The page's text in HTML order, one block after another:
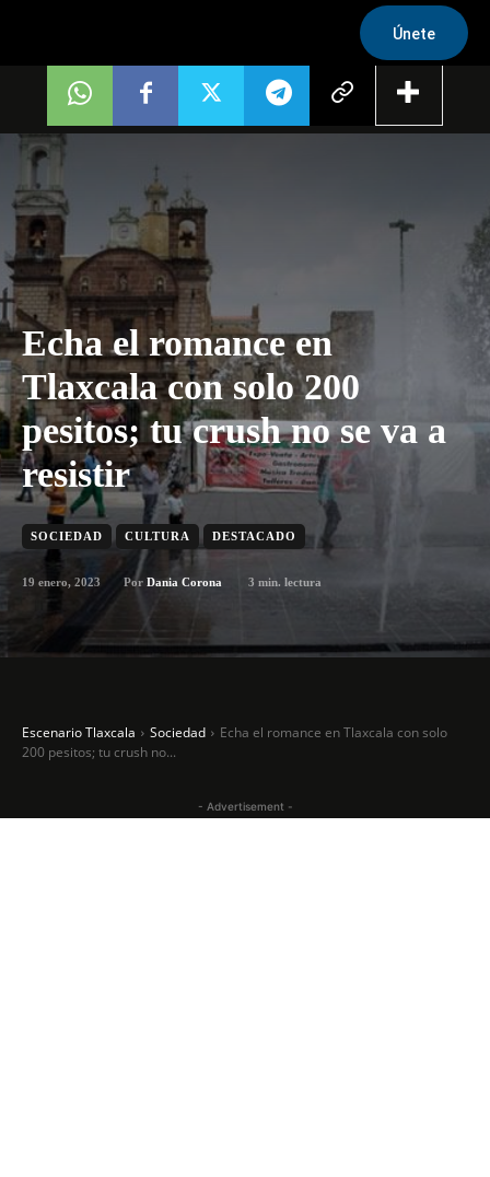
Únete
Echa el romance en
Tlaxcala con solo 200
pesitos; tu crush no se va a
resistir
SOCIEDAD CULTURA DESTACADO
19 enero, 2023 Por Dania Corona 3 min. lectura
Escenario Tlaxcala Sociedad
Echa el romance en Tlaxcala con solo
200 pesitos; tu crush no...
- Advertisement -